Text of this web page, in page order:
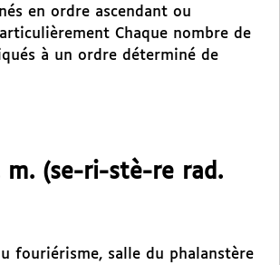
en ordre ascendant ou
Chaque nombre de
à un ordre déterminé de
m. (se-ri-stè-re rad.
fouriérisme, salle du phalanstère